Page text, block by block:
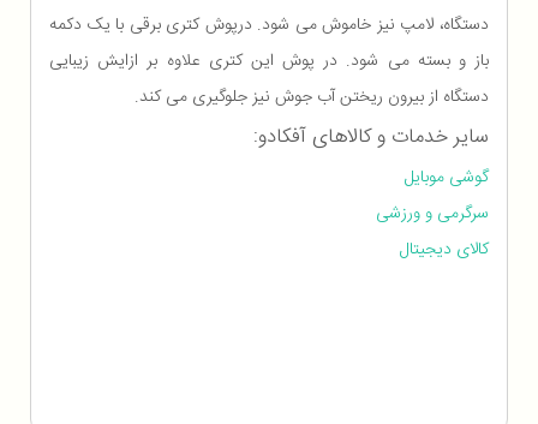
دستگاه، لامپ نیز خاموش می شود. درپوش کتری برقی با یک دکمه
باز و بسته می شود. در پوش این کتری علاوه بر ازایش زیبایی
دستگاه از بیرون ریختن آب جوش نیز جلوگیری می کند.
سایر خدمات و کالاهای آفکادو:
گوشی موبایل
سرگرمی و ورزشی
کالای دیجیتال